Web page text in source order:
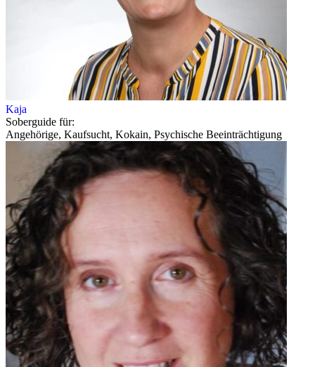
Kaja
Soberguide für:
Angehörige, Kaufsucht, Kokain, Psychische Beeinträchtigung